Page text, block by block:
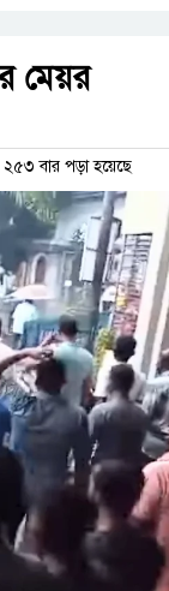
মেয়র
বার পড়া হয়েছে